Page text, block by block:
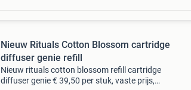
Nieuw Rituals Cotton Blossom cartridge
diffuser genie refill
Nieuw rituals cotton blossom refill cartridge
diffuser genie € 39,50 per stuk, vaste prijs,